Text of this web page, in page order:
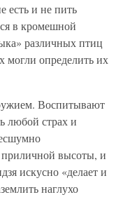
есть и не пить
в кромешной
различных птиц
могли определить их
Воспитывают
любой страх и
приличной высоты, и
искусно «делает и
наглухо